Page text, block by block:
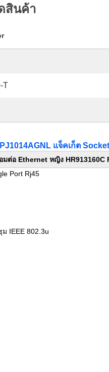
สินค้า
T
แจ็คเก็ต
มต่อ Ethernet หญิง HR913160C
Port Rj45
IEEE 802.3u